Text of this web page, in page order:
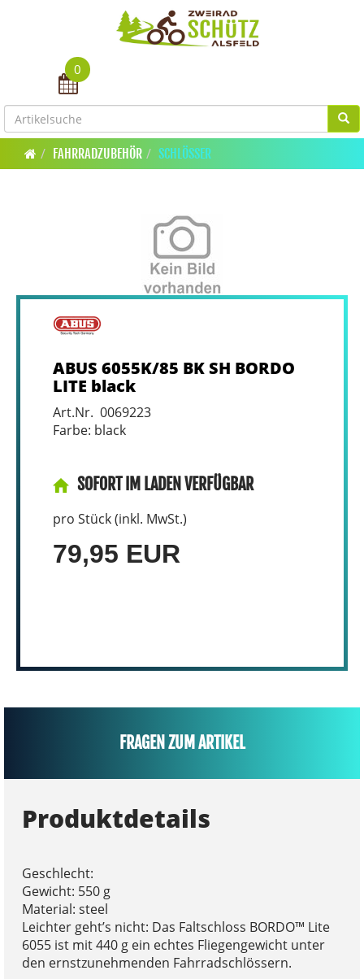
Toggle navigation
0
FAHRRADZUBEHÖR SCHLÖSSER
ABUS 6055K/85 BK SH BORDO
LITE black
Art.Nr. 0069223
Farbe: black
SOFORT IM LADEN VERFÜGBAR
pro Stück (inkl. MwSt.)
79,95 EUR
FRAGEN ZUM ARTIKEL
Produktdetails
Geschlecht:
Gewicht: 550 g
Material: steel
Leichter geht’s nicht: Das Faltschloss BORDO™ Lite
6055 ist mit 440 g ein echtes Fliegengewicht unter
den ernstzunehmenden Fahrradschlössern.